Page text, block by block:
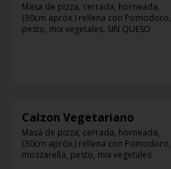
Masa de pizza, cerrada, horneada,
(30cm apróx.) rellena con Pomodoro,
pesto, mix vegetales. SIN QUESO
Calzon Vegetariano
Masa de pizza, cerrada, horneada,
(30cm apróx.) rellena con Pomodoro,
mozzarella, pesto, mix vegetales.